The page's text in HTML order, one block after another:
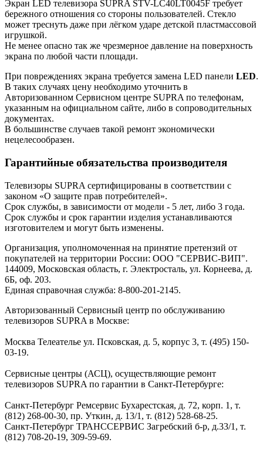
Экран LED телевизора SUPRA STV-LC40LT0045F требует
бережного отношения со стороны пользователей. Стекло
может треснуть даже при лёгком ударе детской пластмассовой
игрушкой.
Не менее опасно так же чрезмерное давление на поверхность
экрана по любой части площади.
При повреждениях экрана требуется замена LED панели LED.
В таких случаях цену необходимо уточнить в
Авторизованном Сервисном центре SUPRA по телефонам,
указанным на официальном сайте, либо в сопроводительных
документах.
В большинстве случаев такой ремонт экономически
нецелесообразен.
Гарантийные обязательства производителя
Телевизоры SUPRA сертифицированы в соответствии с
законом «О защите прав потребителей».
Срок службы, в зависимости от модели - 5 лет, либо 3 года.
Срок службы и срок гарантии изделия устанавливаются
изготовителем и могут быть изменены.
Организация, уполномоченная на принятие претензий от
покупателей на территории России: ООО "СЕРВИС-ВИП".
144009, Московская область, г. Электросталь, ул. Корнеева, д.
6Б, оф. 203.
Единая справочная служба: 8-800-201-2145.
Авторизованный Сервисный центр по обслуживанию
телевизоров SUPRA в Москве:
Москва Телеателье ул. Псковская, д. 5, корпус 3, т. (495) 150-
03-19.
Сервисные центры (АСЦ), осуществляющие ремонт
телевизоров SUPRA по гарантии в Санкт-Петербурге:
Санкт-Петербург Ремсервис Бухарестская, д. 72, корп. 1, т.
(812) 268-00-30, пр. Уткин, д. 13/1, т. (812) 528-68-25.
Санкт-Петербург ТРАНССЕРВИС Загребский б-р, д.33/1, т.
(812) 708-20-19, 309-59-69.